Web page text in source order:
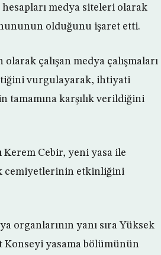
medya siteleri olarak
olduğunu işaret etti.
çalışan medya çalışmaları
vurgulayarak, ihtiyati
karşılık verildiğini
Kerem Cebir, yeni yasa ile
cemiyetlerinin etkinliğini
organlarının yanı sıra Yüksek
Konseyi yasama bölümünün